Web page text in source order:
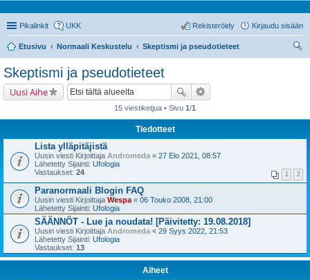
Pikalinkit UKK Kirjaudu sisään
Rekisteröidy
Etusivu Normaali Keskustelu
Skeptismi ja pseudotieteet
Skeptismi ja pseudotieteet
Uusi Aihe
15 viestiketjua • Sivu 1/1
Tiedotteet
Lista ylläpitäjistä
Uusin viesti Kirjoittaja Andromeda « 27 Elo 2021, 08:57
Lähetetty Sijainti: Ufologia
Vastaukset: 24 1 2
Paranormaali Blogin FAQ
Uusin viesti Kirjoittaja Wespa « 06 Touko 2008, 21:00
Lähetetty Sijainti: Ufologia
SÄÄNNÖT - Lue ja noudata! [Päivitetty: 19.08.2018]
Uusin viesti Kirjoittaja Andromeda « 29 Syys 2022, 21:53
Lähetetty Sijainti: Ufologia
Vastaukset: 13
Aiheet